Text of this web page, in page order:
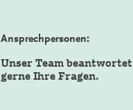
Ansprechpersonen:
Unser Team beantwortet
gerne Ihre Fragen.